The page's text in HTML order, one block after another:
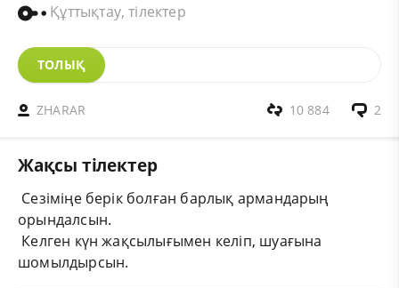
Құттықтау, тілектер
ТОЛЫҚ
ZHARAR 2
10 884
Жақсы тілектер
Сезіміңе берік болған барлық армандарың
орындалсын.
Келген күн жақсылығымен келіп, шуағына
шомылдырсын.